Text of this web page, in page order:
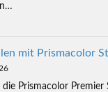
mit Prismacolor
die Prismacolor